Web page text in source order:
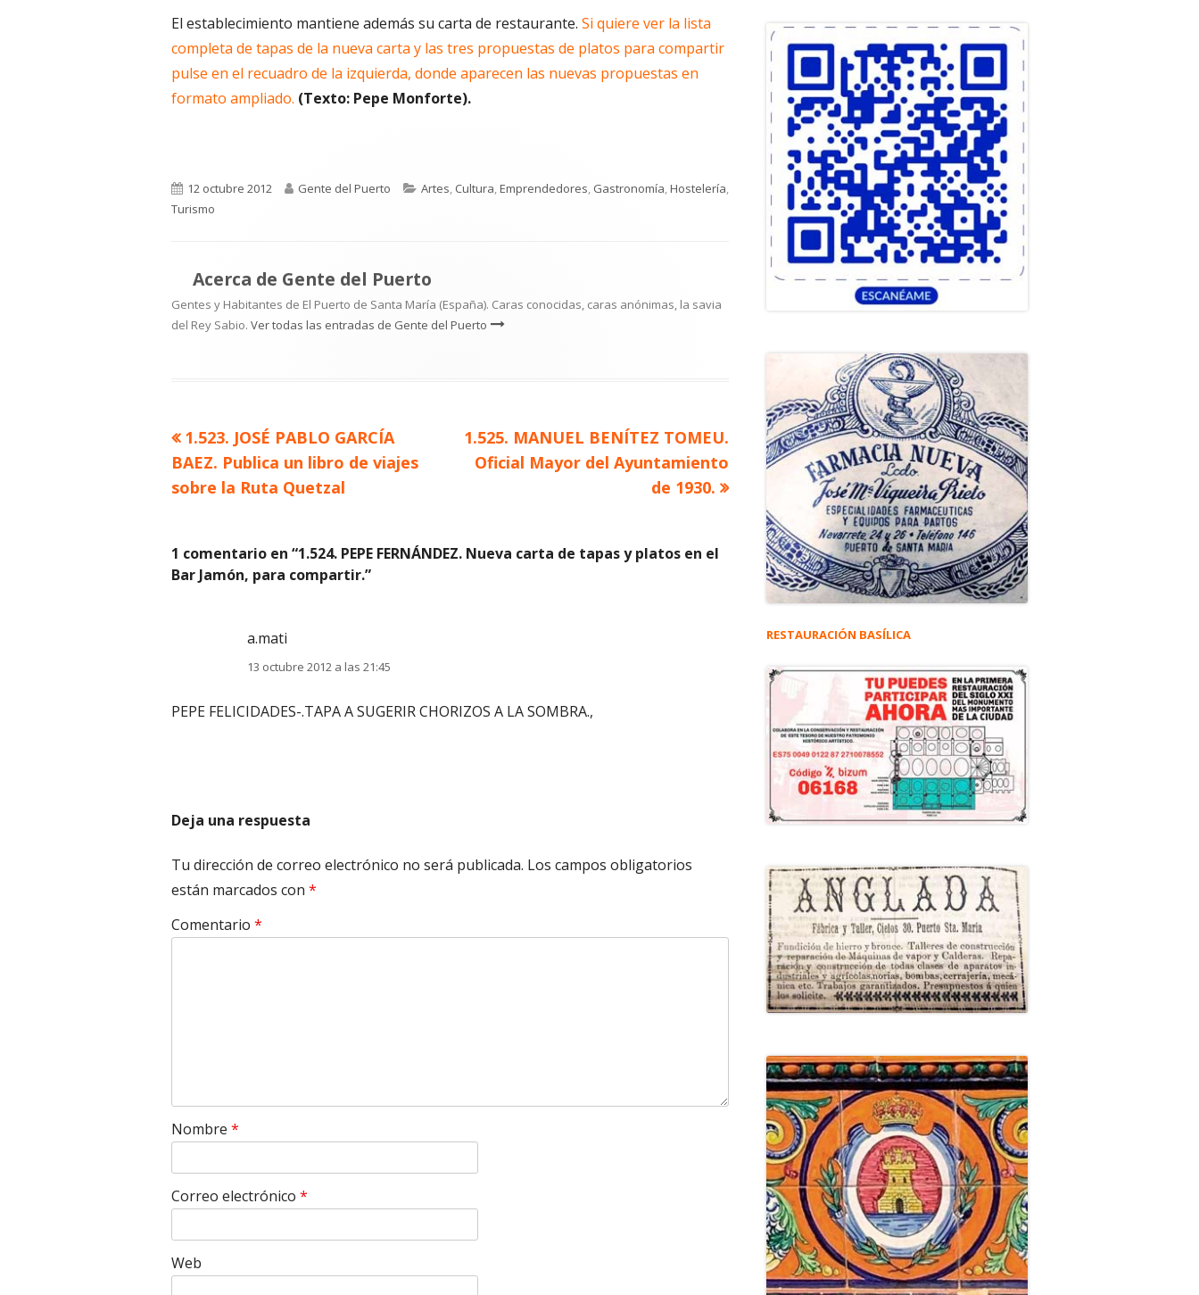
El establecimiento mantiene además su carta de restaurante. Si quiere ver la lista
completa de tapas de la nueva carta y las tres propuestas de platos para compartir
pulse en el recuadro de la izquierda, donde aparecen las nuevas propuestas en
formato ampliado. (Texto: Pepe Monforte).
Publicado
el
12 octubre 2012 Autor
Gente del Puerto Categorías
Artes, Cultura,Emprendedores, Gastronomía,Hostelería,
Turismo
Acerca de Gente del Puerto
Gentes y Habitantes de El Puerto de Santa María (España). Caras conocidas, caras anónimas, la savia
del Rey Sabio. Ver todas las entradas de Gente del Puerto
Navegación
de
Artículo
anterior
1.523. JOSÉ PABLO GARCÍA
BAEZ. Publica un libro de viajes
sobre la Ruta Quetzal
Artículo
siguiente
1.525. MANUEL BENÍTEZ TOMEU.
Oficial Mayor del Ayuntamiento
de 1930.
1 comentario en “1.524. PEPE FERNÁNDEZ. Nueva carta de tapas y platos en el
Bar Jamón, para compartir.”
a.mati
13 octubre 2012 a las 21:45
PEPE FELICIDADES-.TAPA A SUGERIR CHORIZOS A LA SOMBRA.,
Deja una respuesta
Tu dirección de correo electrónico no será publicada. Los campos obligatorios
están marcados con *
Comentario *
Nombre *
Correo electrónico *
Web
RESTAURACIÓN BASÍLICA